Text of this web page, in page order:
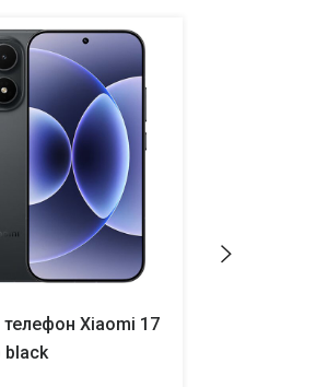
Xiaomi 17
black